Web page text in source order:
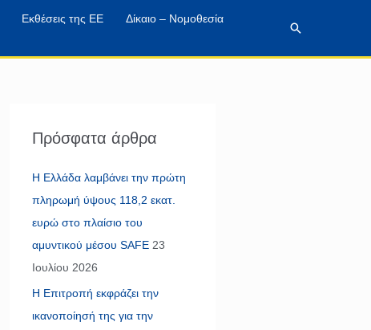
Εκθέσεις της ΕΕ
Δίκαιο – Νομοθεσία
Αναζήτηση
Πρόσφατα άρθρα
Η Ελλάδα λαμβάνει την πρώτη
πληρωμή ύψους 118,2 εκατ.
ευρώ στο πλαίσιο του
αμυντικού μέσου SAFE 23
Ιουλίου 2026
Η Επιτροπή εκφράζει την
ικανοποίησή της για την